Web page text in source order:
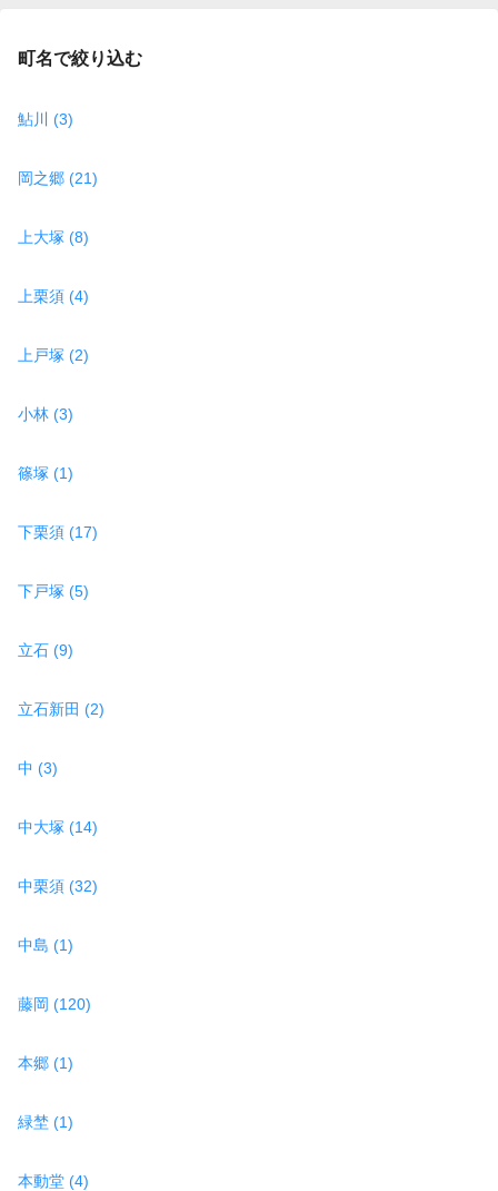
町名で絞り込む
鮎川 (3)
岡之郷 (21)
上大塚 (8)
上栗須 (4)
上戸塚 (2)
小林 (3)
篠塚 (1)
下栗須 (17)
下戸塚 (5)
立石 (9)
立石新田 (2)
中 (3)
中大塚 (14)
中栗須 (32)
中島 (1)
藤岡 (120)
本郷 (1)
緑埜 (1)
本動堂 (4)